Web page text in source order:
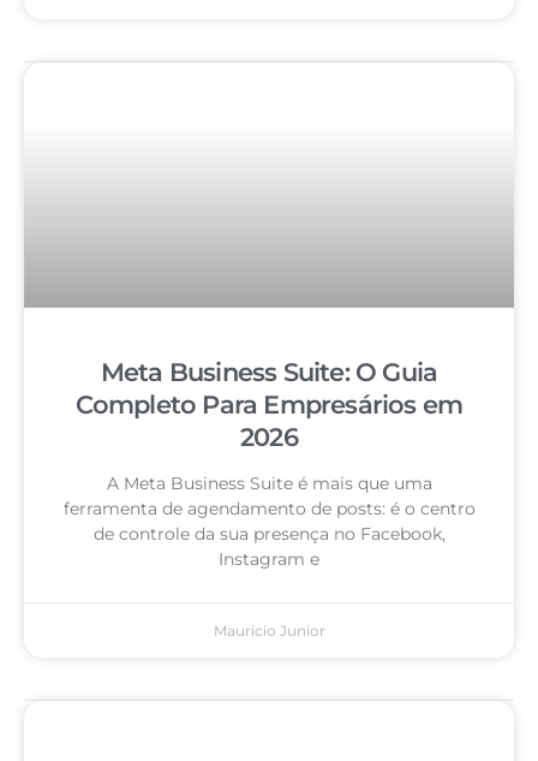
Meta Business Suite: O Guia
Completo Para Empresários em
2026
A Meta Business Suite é mais que uma
ferramenta de agendamento de posts: é o centro
de controle da sua presença no Facebook,
Instagram e
Mauricio Junior